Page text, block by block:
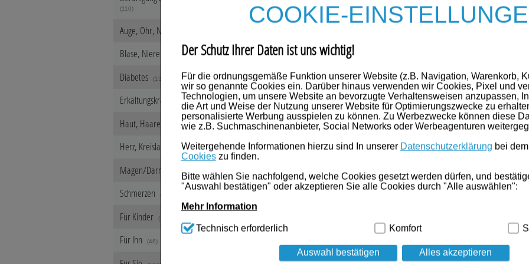
COOKIE-
Der Schutz Ihrer Daten ist uns wichtig!
Für die ordnungsgemäße Funktion unserer Website (z.B. Navigation, Warenkorb,
wir so genannte Cookies ein. Darüber hinaus verwenden wir Cookies, Pixel und
Technologien, um unsere Website an bevorzugte Verhaltensweisen anzupassen,
die Art und Weise der Nutzung unserer Website für Optimierungszwecke zu
personalisierte Werbung ausspielen zu können. Zu Werbezwecke können diese
wie z.B. Suchmaschinenanbieter, Social Networks oder Werbeagenturen
Weitergehende Informationen hierzu sind In unserer Datenschutzerklärung bei
Cookieszu finden.
Bitte wählen Sie nachfolgend, welche Cookies gesetzt werden dürfen, und
"Auswahl bestätigen" oder akzeptieren Sie alle Cookies durch "Alle auswählen":
Mehr Information
Technisch Notwendig:Hierbei handelt es sich um Cookies, die für die
Website notwendig sind (z.B. Navigation, Warenkorb, Kundenkonto), weshalb auf
Technisch erforderlich Komfort
Auswahl bestätigen Alles akzeptieren
(110)
Auge, Ohr, Nase & Mund
Blase, Niere & Urogenitaltrakt (182)
Diabetes (136)
Erkältungskrankheiten (640)
Haut, Haare & Nägel (1234)
Herz, Kreislauf & Gefäße (459)
Magen/Darm & Leber/Galle (626)
Schmerzen
Für Kinder (108)
Für Ihn (46)